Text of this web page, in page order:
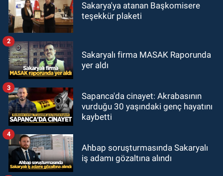
Sakarya'ya atanan Başkomisere
teşekkür plaketi
Sakaryalı firma MASAK Raporunda
yer aldı
2
Sapanca'da cinayet: Akrabasının
vurduğu 30 yaşındaki genç hayatını
kaybetti
3
Ahbap soruşturmasında Sakaryalı
iş adamı gözaltına alındı
4